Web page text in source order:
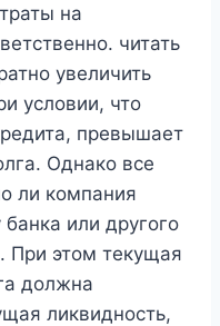
на
читать
увеличить
условии, что
превышает
Однако все
ли компания
банка или другого
При этом текущая
должна
ликвидность,